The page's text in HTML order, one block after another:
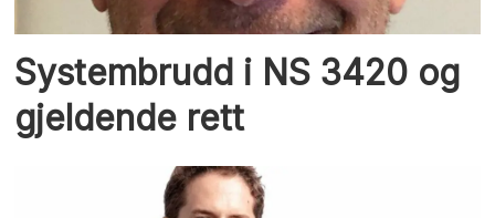
Systembrudd i NS 3420 og
gjeldende rett